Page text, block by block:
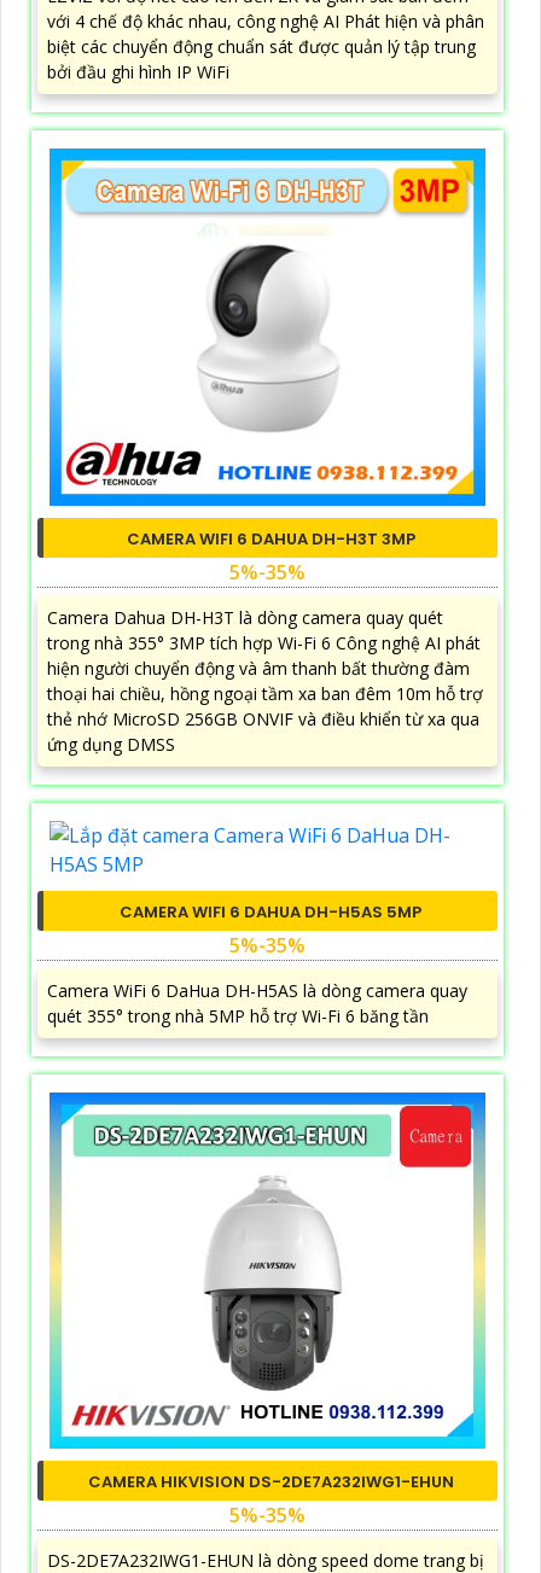
với 4 chế độ khác nhau, công nghệ AI Phát hiện và phân
biệt các chuyển động chuẩn sát được quản lý tập trung
bởi đầu ghi hình IP WiFi
CAMERA WIFI 6 DAHUA DH-H3T 3MP
5%-35%
Camera Dahua DH-H3T là dòng camera quay quét
trong nhà 355° 3MP tích hợp Wi-Fi 6 Công nghệ AI phát
hiện người chuyển động và âm thanh bất thường đàm
thoại hai chiều, hồng ngoại tầm xa ban đêm 10m hỗ trợ
thẻ nhớ MicroSD 256GB ONVIF và điều khiển từ xa qua
ứng dụng DMSS
CAMERA WIFI 6 DAHUA DH-H5AS 5MP
5%-35%
Camera WiFi 6 DaHua DH-H5AS là dòng camera quay
quét 355° trong nhà 5MP hỗ trợ Wi-Fi 6 băng tần
CAMERA HIKVISION DS-2DE7A232IWG1-EHUN
5%-35%
DS-2DE7A232IWG1-EHUN là dòng speed dome trang bị